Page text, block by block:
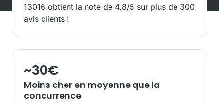
13016 obtient la note de 4,8/5 sur plus de 300
avis clients !
~30€
Moins cher en moyenne que la
concurrence